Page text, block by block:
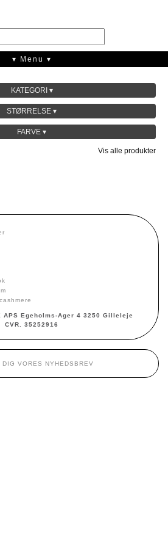
▾ Menu ▾
KATEGORI ▾
STØRRELSE ▾
FARVE ▾
Vis alle produkter
APS Egeholms-Ager 4 3250 Gilleleje
CVR. 35252916
DIG VORES NYHEDSBREV